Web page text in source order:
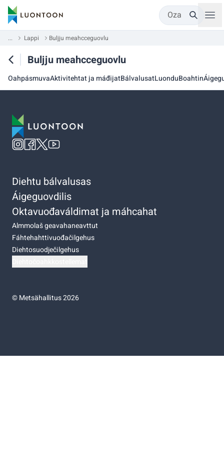
Oza
... Lappi Buljju meahcceguovlu
Buljju meahcceguovlu
OahpásmuvaAktivitehtat ja máđijatBálvalusatLuonduBoahtin
Diehtu bálvalusas
Áigeguovdilis
Oktavuođaváldimat ja máhcahat
Almmolaš geavahaneavttut
Fáhtehahttivuođačilgehus
Diehtosuodječilgehus
©Metsähallitus 2026